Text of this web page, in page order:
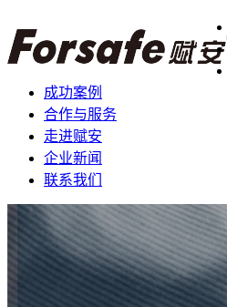
成功案例
合作与服务
走进赋安
企业新闻
联系我们